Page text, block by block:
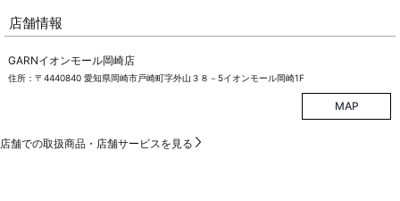
店舗情報
GARNイオンモール岡崎店
住所：〒4440840 愛知県岡崎市戸崎町字外山３８－5イオンモール岡崎1F
MAP
店舗での取扱商品・店舗サービスを見る